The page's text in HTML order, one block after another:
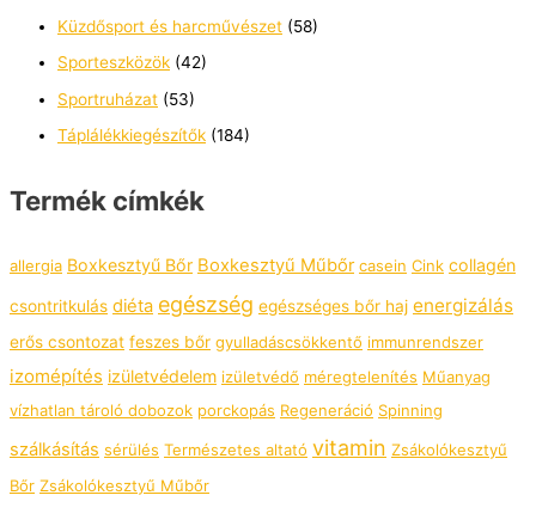
Küzdősport és harcművészet (58)
Sporteszközök (42)
Sportruházat (53)
Táplálékkiegészítők (184)
Termék címkék
allergia Boxkesztyű Bőr Boxkesztyű Műbőr casein Cink collagén
csontritkulás diéta egészség egészséges bőr haj energizálás
erős csontozat feszes bőr gyulladáscsökkentő immunrendszer
izomépítés izületvédelem izületvédő méregtelenítés Műanyag
vízhatlan tároló dobozok porckopás Regeneráció Spinning
szálkásítás sérülés Természetes altató vitamin Zsákolókesztyű
Bőr Zsákolókesztyű Műbőr